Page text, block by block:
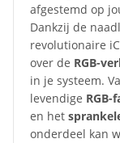
afgestemd op
Dankzij de
revolutionaire
over de RGB-
in je systeem.
levendige RGB-
en het
onderdeel kan